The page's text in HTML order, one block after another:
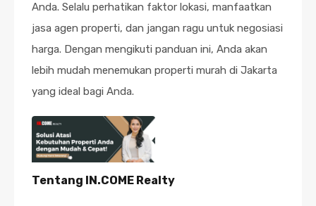
Anda. Selalu perhatikan faktor lokasi, manfaatkan
jasa agen properti, dan jangan ragu untuk negosiasi
harga. Dengan mengikuti panduan ini, Anda akan
lebih mudah menemukan properti murah di Jakarta
yang ideal bagi Anda.
Tentang IN.COME Realty